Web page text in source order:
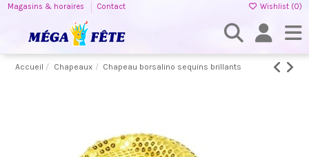
Magasins & horaires Contact Wishlist (0)
Accueil Chapeaux Chapeau borsalino sequins brillants